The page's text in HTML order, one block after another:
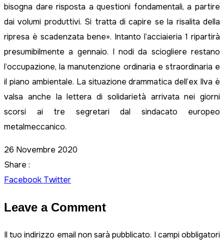
bisogna dare risposta a questioni fondamentali, a partire
dai volumi produttivi. Si tratta di capire se la risalita della
ripresa è scadenzata bene». Intanto l’acciaieria 1 ripartirà
presumibilmente a gennaio. I nodi da sciogliere restano
l’occupazione, la manutenzione ordinaria e straordinaria e
il piano ambientale. La situazione drammatica dell’ex Ilva è
valsa anche la lettera di solidarietà arrivata nei giorni
scorsi ai tre segretari dal sindacato europeo
metalmeccanico.
26 Novembre 2020
Share :
Facebook TwitterLinkedIn
Share
Email
Leave a Comment
Il tuo indirizzo email non sarà pubblicato. I campi obbligatori